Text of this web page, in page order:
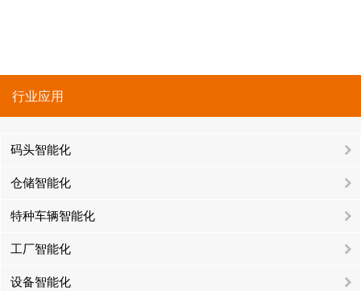
行业应用
码头智能化
仓储智能化
特种车辆智能化
工厂智能化
设备智能化